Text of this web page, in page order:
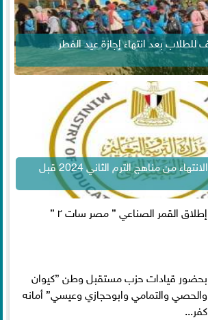
للطلاب بعد انتهاء إجازة عيد الفطر
التعليم تشدد على الانتهاء من مناهج الترم الثاني 2024 قبل
إطلاق القمر الصناعي ” مصر سات ٢ ”
بحضور قيادات حزب مستقبل وطن ”كيوان
والحصي والتمامي وابوحجازي وعيسي” أمانه
كفر...